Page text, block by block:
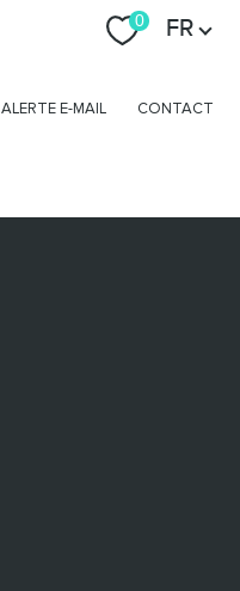
0 Langue
FR
ALERTE E-MAIL CONTACT